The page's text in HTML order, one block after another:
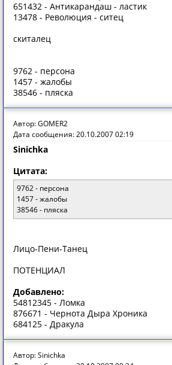
651432 - Антикарандаш - ластик
13478 - Революция - ситец
скиталец
9762 - персона
1457 - жалобы
38546 - пляска
Автор: GOMER2
Дата сообщения: 20.10.2007 02:19
Sinichka
Цитата:
9762 - персона
1457 - жалобы
38546 - пляска
Лицо-Пени-Танец
ПОТЕНЦИАЛ
Добавлено:
54812345 - Ломка
876671 - Чернота Дыра Хроника
684125 - Дракула
Автор: Sinichka